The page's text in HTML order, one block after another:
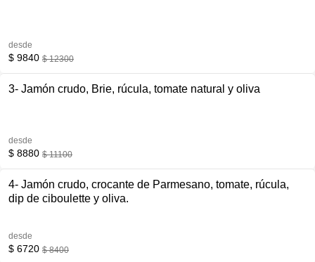
desde
$ 9840 $ 12300
3- Jamón crudo, Brie, rúcula, tomate natural y oliva
desde
$ 8880 $ 11100
4- Jamón crudo, crocante de Parmesano, tomate, rúcula,
dip de ciboulette y oliva.
desde
$ 6720 $ 8400